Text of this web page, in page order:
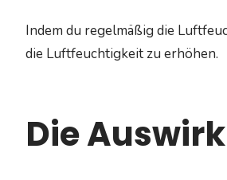
Indem du regelmäßig die
die Luftfeuchtigkeit zu erhöhen.
Die